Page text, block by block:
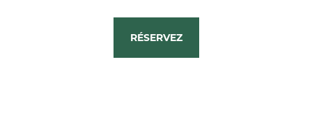
RÉSERVEZ